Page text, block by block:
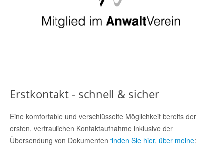
Erstkontakt - schnell & sicher
Eine komfortable und verschlüsselte Möglichkeit bereits der
ersten, vertraulichen Kontaktaufnahme inklusive der
Übersendung von Dokumenten finden Sie hier, über meine: